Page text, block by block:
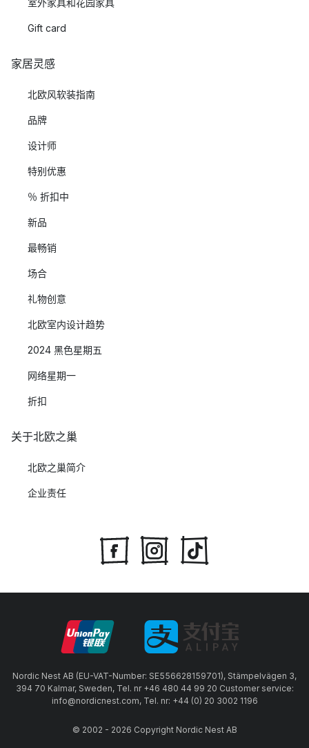
室外家具和花园家具
Gift card
家居灵感
北欧风软装指南
品牌
设计师
特别优惠
％ 折扣中
新品
最畅销
场合
礼物创意
北欧室内设计趋势
2024 黑色星期五
网络星期一
折扣
关于北欧之巢
北欧之巢简介
企业责任
Nordic Nest AB (EU-VAT-Number: SE556628159701), Stämpelvägen 3,
394 70 Kalmar, Sweden, Tel. nr +46 480 44 99 20 Customer service:
info@nordicnest.com, Tel. nr: +44 (0) 20 3002 1196
© 2002 - 2026 Copyright Nordic Nest AB